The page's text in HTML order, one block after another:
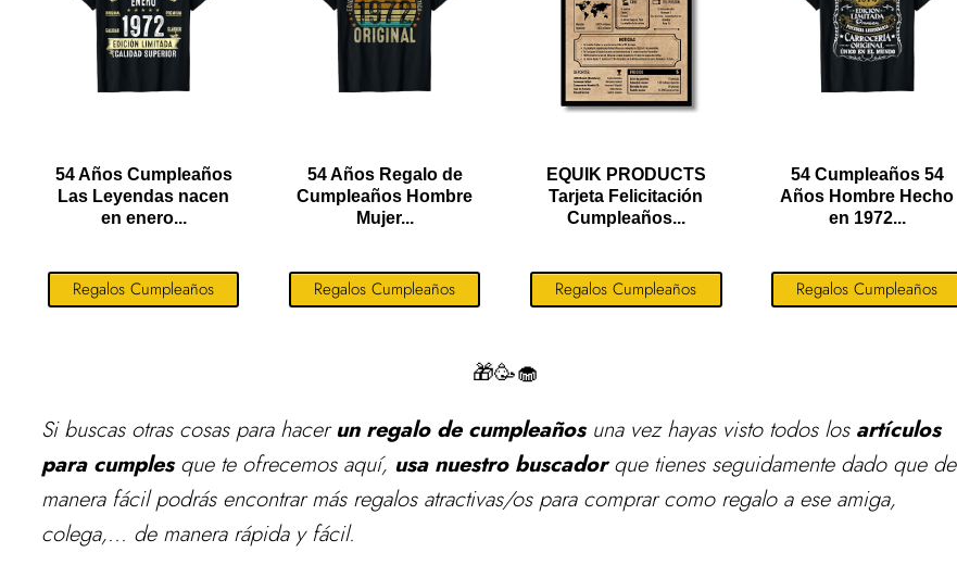
54 Años Cumpleaños
Las Leyendas nacen
en enero...
Regalos Cumpleaños
54 Años Regalo de
Cumpleaños Hombre
Mujer...
Regalos Cumpleaños
EQUIK PRODUCTS
Tarjeta Felicitación
Cumpleaños...
Regalos Cumpleaños
54 Cumpleaños 54
Años Hombre Hecho
en 1972...
Regalos Cumpleaños
🎁🥳🧁
Si buscas otras cosas para hacerun regalo de cumpleañosuna vez hayas visto todos los artículos
para cumplesque te ofrecemos aquí, usa nuestro buscadorque tienes seguidamente dado que de
manera fácil podrás encontrar más regalos atractivas/os para comprar como regalo a ese amiga,
colega,... de manera rápida y fácil.